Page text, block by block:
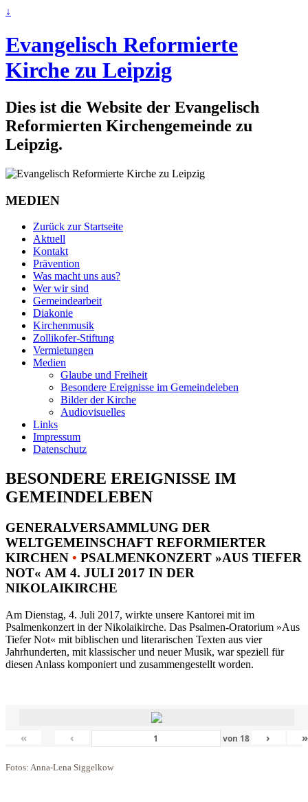
↓
Evangelisch Reformierte
Kirche zu Leipzig
Dies ist die Website der Evangelisch
Reformierten Kirchengemeinde zu
Leipzig.
MEDIEN
Zurück zur Startseite
Aktuell
Kontakt
Prävention
Was macht uns aus?
Wer wir sind
Gemeindearbeit
Diakonie
Kirchenmusik
Zollikofer-Stiftung
Vermietungen
Medien
Glaube und Freiheit
Besondere Ereignisse im Gemeindeleben
Bilder der Kirche
Audiovisuelles
Links
Impressum
Datenschutz
BESONDERE EREIGNISSE IM
GEMEINDELEBEN
GENERALVERSAMMLUNG DER
WELTGEMEINSCHAFT REFORMIERTER
KIRCHEN • PSALMENKONZERT »AUS TIEFER
NOT« AM 4. JULI 2017 IN DER
NIKOLAIKIRCHE
Am Dienstag, 4. Juli 2017, wirkte unsere Kantorei mit im
Psalmenkonzert in der Nikolaikirche. Das Psalmen-Oratorium »Aus
Tiefer Not« mit biblischen und literarischen Texten aus vier
Jahrhunderten, mit klassischer und neuer Musik, war speziell für
diesen Anlass komponiert und zusammengestellt worden.
« ‹ von 18 › »
Fotos: Anna-Lena Siggelkow